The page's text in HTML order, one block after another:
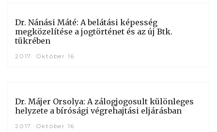
Dr. Nánási Máté: A belátási képesség
megközelítése a jogtörténet és az új Btk.
tükrében
2017. Október 16
Dr. Májer Orsolya: A zálogjogosult különleges
helyzete a bírósági végrehajtási eljárásban
2017. Október 16